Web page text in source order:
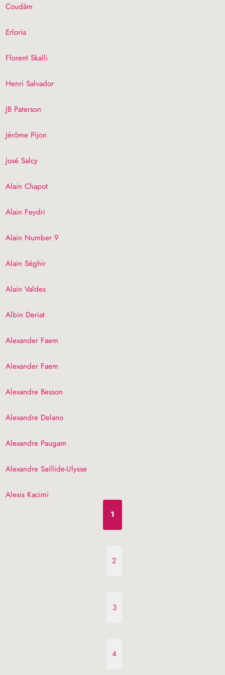
Coudâm
Erloria
Florent Skalli
Henri Salvador
JB Paterson
Jérôme Pijon
José Salcy
Alain Chapot
Alain Feydri
Alain Number 9
Alain Séghir
Alain Valdes
Albin Deriat
Alexander Faem
Alexander Faem
Alexandre Besson
Alexandre Delano
Alexandre Paugam
Alexandre Saillide-Ulysse
Alexis Kacimi
1
2
3
4